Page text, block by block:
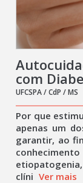
com
UFCSPA / CdP / MS
Por que
apenas um
garantir, ao
clíni Ver mais